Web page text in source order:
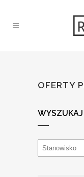
OFERTY